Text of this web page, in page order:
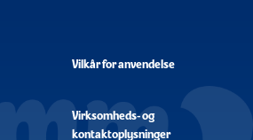
Vilkår for anvendelse
Virksomheds- og
kontaktoplysninger